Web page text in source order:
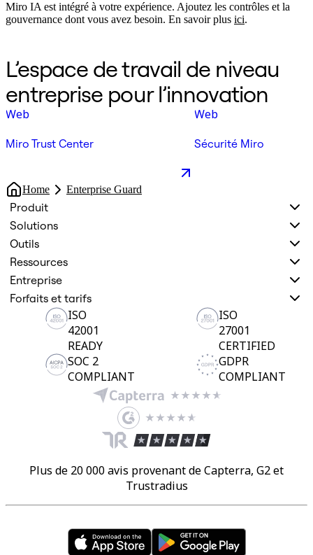
Miro IA est intégré à votre expérience. Ajoutez les contrôles et la
gouvernance dont vous avez besoin. En savoir plus ici.
L’espace de travail de niveau
entreprise pour l’innovation
Web
Miro Trust Center
Web
Sécurité Miro
Home Enterprise Guard
Produit
Solutions
Outils
Ressources
Entreprise
Forfaits et tarifs
ISO
42001
READY
ISO
27001
CERTIFIED
SOC 2
COMPLIANT
GDPR
COMPLIANT
Plus de 20 000 avis provenant de Capterra, G2 et
Trustradius